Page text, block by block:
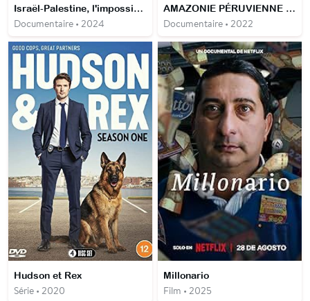
Israël-Palestine, l'impossible coexistence ?
Documentaire • 2024
AMAZONIE PÉRUVIENNE Une traversée en solitaire
Documentaire • 2022
Hudson et Rex
Série • 2020
Millonario
Film • 2025